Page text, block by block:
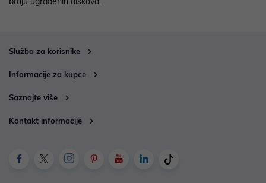
Služba za korisnike
Informacije za kupce
Saznajte više
Kontakt informacije